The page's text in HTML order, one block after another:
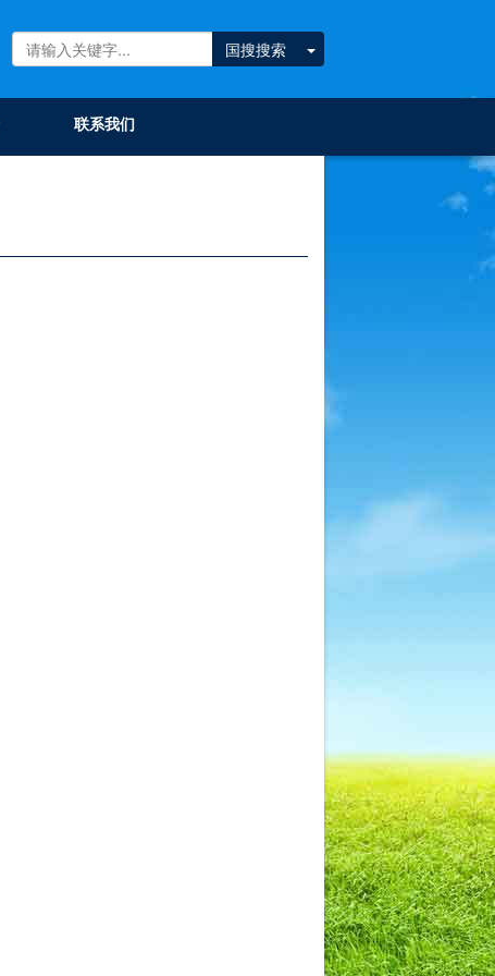
国搜搜索
联系我们